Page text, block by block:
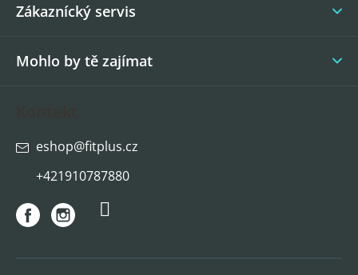
Zákaznícký servis
Mohlo by tě zajímat
eshop@fitplus.cz
+421910787880